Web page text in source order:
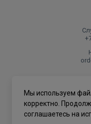
Мы используем
корректно.
соглашаетесь на